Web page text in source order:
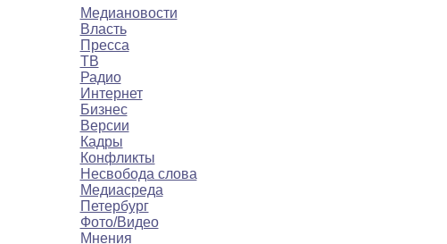
Медиановости
Власть
Пресса
ТВ
Радио
Интернет
Бизнес
Версии
Кадры
Конфликты
Несвобода слова
Медиасреда
Петербург
Фото/Видео
Мнения